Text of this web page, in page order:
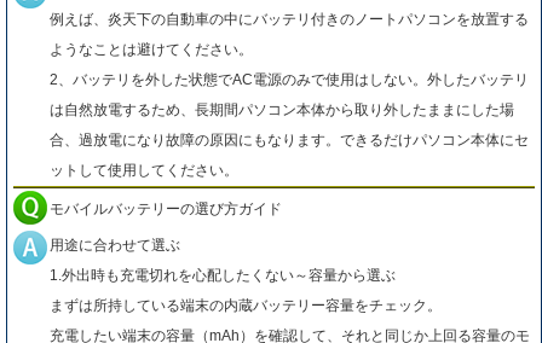
例えば、炎天下の自動車の中にバッテリ付きのノートパソコンを放置する
ようなことは避けてください。
2、バッテリを外した状態でAC電源のみで使用はしない。外したバッテリ
は自然放電するため、長期間パソコン本体から取り外したままにした場
合、過放電になり故障の原因にもなります。できるだけパソコン本体にセ
ットして使用してください。
モバイルバッテリーの選び方ガイド
用途に合わせて選ぶ
1.外出時も充電切れを心配したくない～容量から選ぶ
まずは所持している端末の内蔵バッテリー容量をチェック。
充電したい端末の容量（mAh）を確認して、それと同じか上回る容量のモ